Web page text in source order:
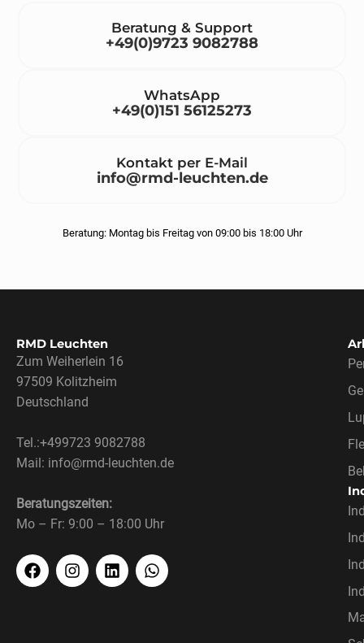
Beratung & Support
+49(0)9723 9082788
WhatsApp
+49(0)151 56125273
Kontakt per E-Mail
info@rmd-leuchten.de
Beratung: Montag bis Freitag von 09:00 bis 18:00 Uhr
RMD Leuchten
Zum Weiherlein 16
97509 Kolitzheim
Deutschland
Tel.:+499723 9082788
Mail: info@rmd-leuchten.de
Beratungszeiten:
Mo – Fr: 9:00 – 18:00 Uhr